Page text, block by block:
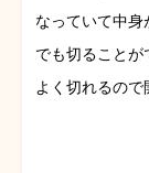
なっていて中身
でも切ることが
よく切れるので